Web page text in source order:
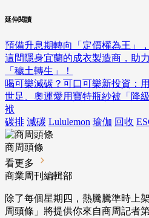
延伸閱讀
預備升息期轉向「定價權為王」
這間隱身宜蘭的成衣製造商，助
「穢土轉生」！
喝可樂減碳？可口可樂新投資：
世足、奧運愛用寶特瓶紗被「降
袱
碳排 減碳 Lululemon 瑜伽 回收
商周頭條
看更多
商業周刊編輯部
除了每個星期四，熱騰騰準時上
周頭條」將提供你來自商周記者